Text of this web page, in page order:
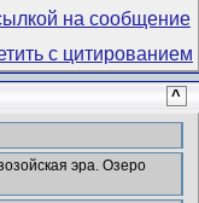
^
эра. Озеро